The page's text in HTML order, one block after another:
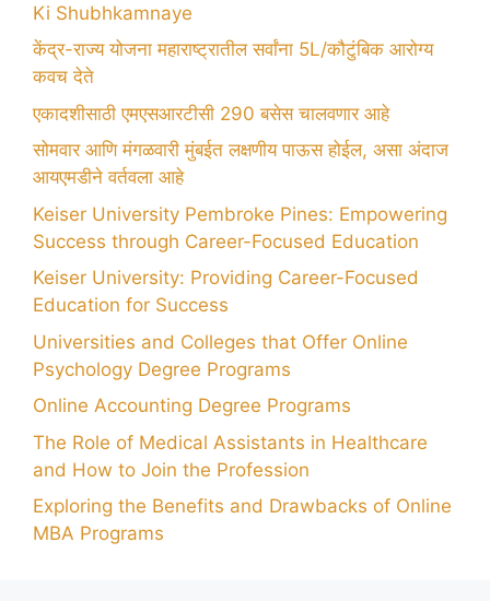
Ki Shubhkamnaye
केंद्र-राज्य योजना महाराष्ट्रातील सर्वांना 5L/कौटुंबिक आरोग्य
कवच देते
एकादशीसाठी एमएसआरटीसी 290 बसेस चालवणार आहे
सोमवार आणि मंगळवारी मुंबईत लक्षणीय पाऊस होईल, असा अंदाज
आयएमडीने वर्तवला आहे
Keiser University Pembroke Pines: Empowering
Success through Career-Focused Education
Keiser University: Providing Career-Focused
Education for Success
Universities and Colleges that Offer Online
Psychology Degree Programs
Online Accounting Degree Programs
The Role of Medical Assistants in Healthcare
and How to Join the Profession
Exploring the Benefits and Drawbacks of Online
MBA Programs